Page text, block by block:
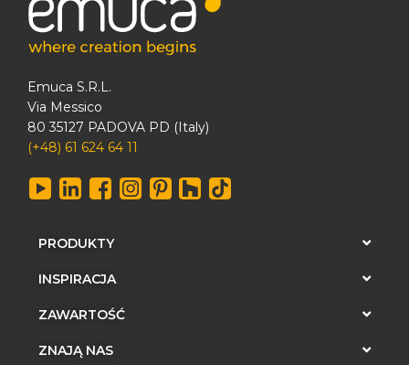
Emuca S.R.L.
Via Messico
80 35127 PADOVA PD (Italy)
(+48) 61 624 64 11
PRODUKTY
INSPIRACJA
ZAWARTOŚĆ
ZNAJĄ NAS